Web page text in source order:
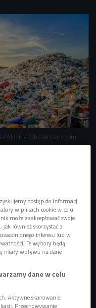
Shutterstock.com
dla Ziemi
dostęp do informacji
w plikach cookie w celu
może zaakceptować swoje
również skorzystać z
interesu lub w
Te wybory będą
miały wpływu na dane
dane w celu
Aktywne skanowanie
Przechowywanie